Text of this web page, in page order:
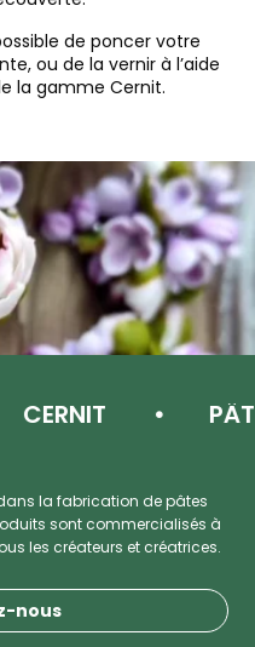
de poncer votre
ou de la vernir à l’aide
la gamme Cernit.
CERNIT
la fabrication de pâtes
sont commercialisés à
les créateurs et créatrices.
nous